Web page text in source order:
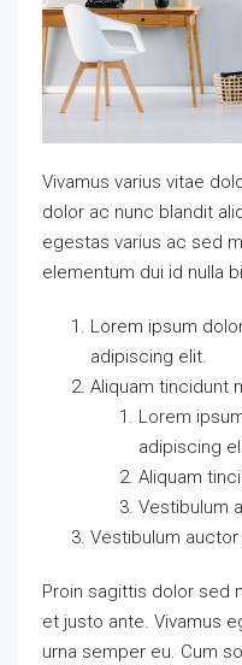
Vivamus varius vitae
dolor ac nunc blandit
egestas varius ac sed
elementum dui id nulla
Lorem ipsum
adipiscing elit.
Aliquam tincidunt
Lorem
adipiscing
Aliquam
Vestibulum
Vestibulum
Proin sagittis dolor sed
et justo ante. Vivamus
urna semper eu. Cum